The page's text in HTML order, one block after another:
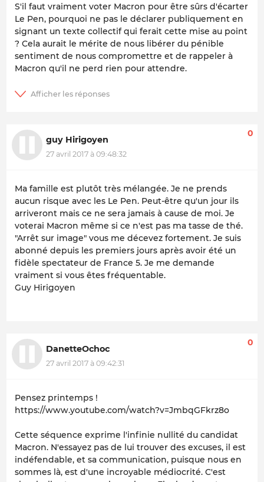
S'il faut vraiment voter Macron pour être sûrs d'écarter
Le Pen, pourquoi ne pas le déclarer publiquement en
signant un texte collectif qui ferait cette mise au point
? Cela aurait le mérite de nous libérer du pénible
sentiment de nous compromettre et de rappeler à
Macron qu'il ne perd rien pour attendre.
guy Hirigoyen
27 avril 2017 à 09:48:32
0
Ma famille est plutôt très mélangée. Je ne prends
aucun risque avec les Le Pen. Peut-être qu'un jour ils
arriveront mais ce ne sera jamais à cause de moi. Je
voterai Macron même si ce n'est pas ma tasse de thé.
"Arrêt sur image" vous me décevez fortement. Je suis
abonné depuis les premiers jours après avoir été un
fidèle spectateur de France 5. Je me demande
vraiment si vous êtes fréquentable.
Guy Hirigoyen
DanetteOchoc
27 avril 2017 à 09:42:31
0
Pensez printemps !
https://www.youtube.com/watch?v=JmbqGFkrz8o
Cette séquence exprime l'infinie nullité du candidat
Macron. N'essayez pas de lui trouver des excuses, il est
indéfendable, et sa communication, puisque nous en
sommes là, est d'une incroyable médiocrité. C'est